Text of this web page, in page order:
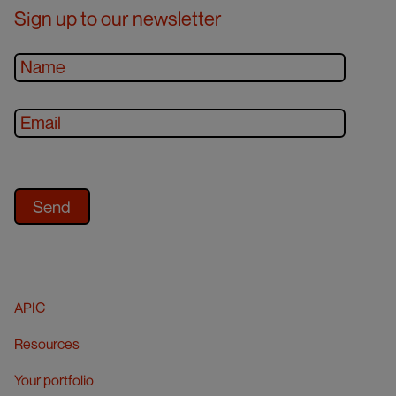
Sign up to our newsletter
APIC
Resources
Your portfolio